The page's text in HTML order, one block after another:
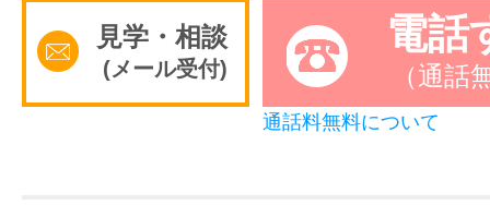
見学・相談
(メール受付)
電話
（通話
通話料無料について